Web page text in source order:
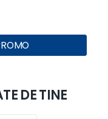
DE TINE